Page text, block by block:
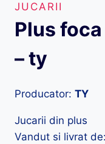
JUCARII
Plus
– ty
Producator: TY
Jucarii din plus
Vandut si livrat de: